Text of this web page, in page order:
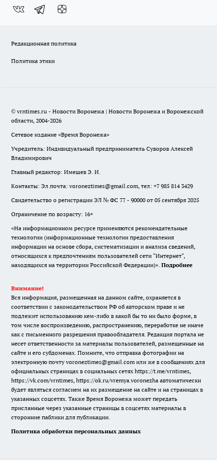
Редакционная политика
Политика этики
© vrntimes.ru - Новости Воронежа | Новости Воронежа и Воронежской
области, 2004-2026
Сетевое издание «Время Воронежа»
Учредитель: Индивидуальный предприниматель Суворов Алексей
Владимирович
Главный редактор: Имешев Э. И.
Контакты: Эл.почта: voroneztimes@gmail.com, тел: +7 985 814 3429
Свидетельство о регистрации ЭЛ № ФС 77 - 90000 от 05 сентября 2025
Ограничение по возрасту: 16+
«На информационном ресурсе применяются рекомендательные
технологии (информационные технологии предоставления
информации на основе сбора, систематизации и анализа сведений,
относящихся к предпочтениям пользователей сети "Интернет",
находящихся на территории Российской Федерации)». Подробнее
Внимание!
Вся информация, размещенная на данном сайте, охраняется в
соответствии с законодательством РФ об авторском праве и не
подлежит использованию кем-либо в какой бы то ни было форме, в
том числе воспроизведению, распространению, переработке не иначе
как с письменного разрешения правообладателя. Редакция портала не
несет ответственности за материалы пользователей, размещенные на
сайте и его субдоменах. Помните, что отправка фотографии на
электронную почту voroneztimes@gmail.com или же в сообщениях для
официальных страницах в социальных сетях https://t.me/vrntimes,
https://vk.com/vrntimes, https://ok.ru/vremya.voronezha автоматически
будет являться согласием на их размещение на сайте и на страницах в
указанных соцсетях. Также Время Воронежа может передать
присланные через указанные страницы в соцсетях материалы в
сторонние паблики для публикации.
Политика обработки персональных данных